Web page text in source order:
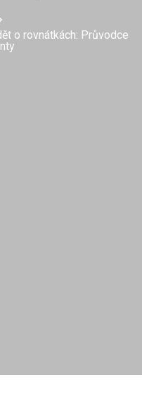
o rovnátkách: Průvodce